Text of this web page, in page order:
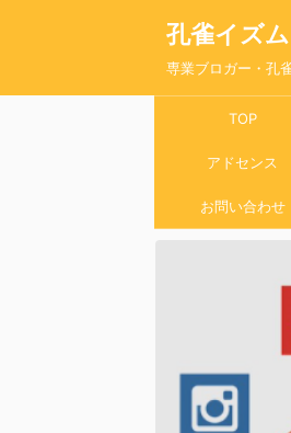
孔雀イズム
専業ブロガー・孔
TOP
アドセンス
お問い合わせ